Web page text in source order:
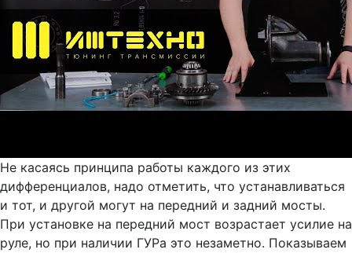
Не касаясь принципа работы каждого из этих
дифференциалов, надо отметить, что устанавливаться
и тот, и другой могут на передний и задний мосты.
При установке на передний мост возрастает усилие на
руле, но при наличии ГУРа это незаметно. Показываем